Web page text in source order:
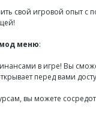
свой игровой опыт с
мод меню:
в игре! Вы
перед вами
вы можете